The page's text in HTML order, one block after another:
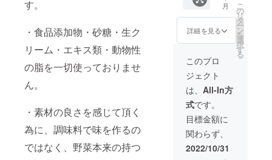
す。
・食品添加物・砂糖・生ク
リーム・エキス類・動物性
の脂を一切使っておりませ
ん。
・素材の良さを感じて頂く
為に、調味料で味を作るの
ではなく、野菜本来の持つ
時/18-
時/19-
21時か
択）
もしく
は日本
郵便の
を予
送料・
消費税
金額で
す ※配
達時間
指定が
ある場
じゃが
いもポ
ター
個 ・か
ポター
ジュ
150g×5
個 ・ト
マトポ
ター
ジュ
150g×5
ト内容
・雪に
んじん
ポター
150g×5
0個 ・
スイー
トコー
ンポ
ター
ジュ
150g×5
0個 ・
マッ
シュ
月
詳細を見る
こ
の
リ
タ
ー
ン
を
選
択
す
る
このプロ
ジェクト
は、 All-In方
式です。
目標金額に
関わらず、
2022/10/31